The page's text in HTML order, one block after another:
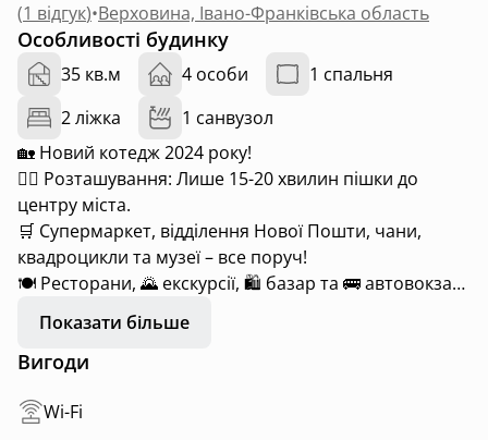
(1 відгук)•Верховина, Івано-Франківська область
Особливості будинку
35 кв.м 4 особи
1 спальня
2 ліжка
1 санвузол
🏡 Новий котедж 2024 року!
🚶‍♂️ Розташування: Лише 15-20 хвилин пішки до
центру міста.
🛒 Супермаркет, відділення Нової Пошти, чани,
квадроцикли та музеї – все поруч!
🍽 Ресторани, 🌄 екскурсії, 🛍 базар та 🚌 автовокзал
– у зручній досяжності.
🛏 Зручності:
🛌 Двоспальне ліжко та розкладний диван для
Показати більше
Вигоди
Wi-Fi